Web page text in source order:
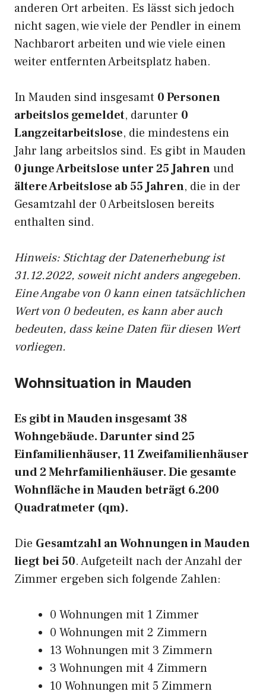
anderen Ort arbeiten. Es lässt sich jedoch
nicht sagen, wie viele der Pendler in einem
Nachbarort arbeiten und wie viele einen
weiter entfernten Arbeitsplatz haben.
In Mauden sind insgesamt 0 Personen
arbeitslos gemeldet, darunter 0
Langzeitarbeitslose, die mindestens ein
Jahr lang arbeitslos sind. Es gibt in Mauden
0 junge Arbeitslose unter 25 Jahrenund
ältere Arbeitslose ab 55 Jahren, die in der
Gesamtzahl der 0 Arbeitslosen bereits
enthalten sind.
Hinweis: Stichtag der Datenerhebung ist
31.12.2022, soweit nicht anders angegeben.
Eine Angabe von 0 kann einen tatsächlichen
Wert von 0 bedeuten, es kann aber auch
bedeuten, dass keine Daten für diesen Wert
vorliegen.
Wohnsituation in Mauden
Es gibt in Mauden insgesamt 38
Wohngebäude. Darunter sind 25
Einfamilienhäuser, 11 Zweifamilienhäuser
und 2 Mehrfamilienhäuser. Die gesamte
Wohnfläche in Mauden beträgt 6.200
Quadratmeter (qm).
Die Gesamtzahl an Wohnungen in Mauden
liegt bei 50. Aufgeteilt nach der Anzahl der
Zimmer ergeben sich folgende Zahlen:
0 Wohnungen mit 1 Zimmer
0 Wohnungen mit 2 Zimmern
13 Wohnungen mit 3 Zimmern
3 Wohnungen mit 4 Zimmern
10 Wohnungen mit 5 Zimmern